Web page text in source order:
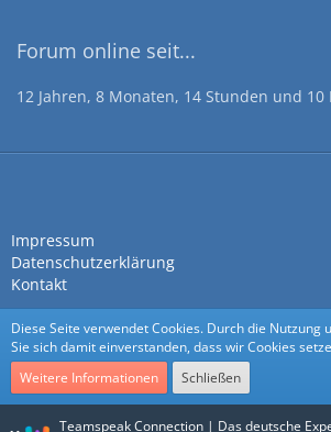
Forum online seit...
12 Jahren, 8 Monaten, 14 Stunden und
Impressum
Datenschutzerklärung
Kontakt
Community-Software:WoltLab
Teamspeak Connection | Das deutsche
Diese Seite verwendet Cookies. Durch die Nutzung
Sie sich damit einverstanden, dass wir Cookies
Weitere Informationen
Schließen